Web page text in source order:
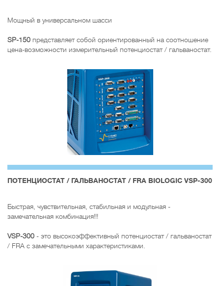
Мощный в универсальном шасси
SP-150 представляет собой ориентированный на соотношение
цена-возможности измерительный потенциостат / гальваностат.
ПОТЕНЦИОСТАТ / ГАЛЬВАНОСТАТ / FRA BIOLOGIC VSP-300
Быстрая, чувствительная, стабильная и модульная -
замечательная комбинация!!!
VSP-300 - это высокоэффективный потенциостат / гальваностат
/ FRA с замечательными характеристиками.